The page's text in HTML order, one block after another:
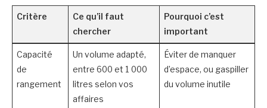
Critère
Ce qu’il faut
chercher
Pourquoi c’est
important
Capacité
de
rangement
Un volume adapté,
entre 600 et 1 000
litres selon vos
affaires
Éviter de manquer
d’espace, ou gaspiller
du volume inutile